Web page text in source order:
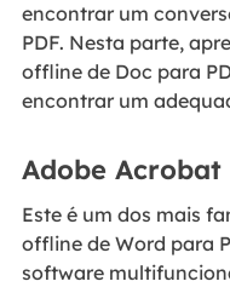
encontrar um
PDF. Nesta parte,
offline de Doc para
encontrar um
Adobe Acrobat
Este é um dos mais
offline de Word para
software